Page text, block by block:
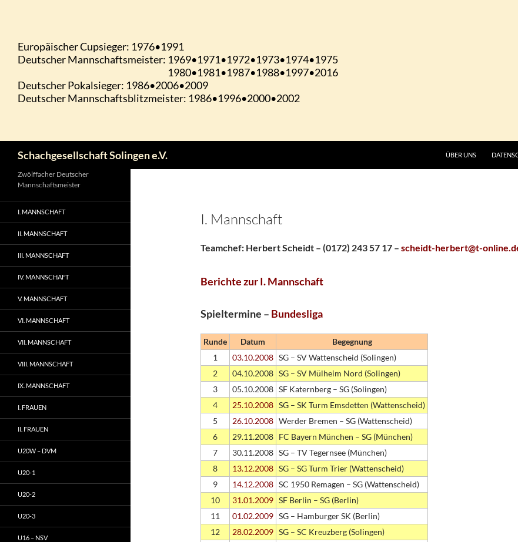
Schachgesellschaft Solingen e.V. ÜBER UNS
I. Mannschaft
Teamchef: Herbert Scheidt – (0172) 243 57 17 – scheidt-herbert@t-
Berichte zur I. Mannschaft
Spieltermine – Bundesliga
Runde Datum
Begegnung
1
03.10.2008 SG – SV Wattenscheid (Solingen)
2
04.10.2008 SG – SV Mülheim Nord (Solingen)
3
05.10.2008 SF Katernberg – SG (Solingen)
4
25.10.2008 SG – SK Turm Emsdetten (Wattenscheid)
5
26.10.2008 Werder Bremen – SG (Wattenscheid)
6
29.11.2008 FC Bayern München – SG (München)
7
30.11.2008 SG – TV Tegernsee (München)
8
13.12.2008 SG – SG Turm Trier (Wattenscheid)
9
14.12.2008 SC 1950 Remagen – SG (Wattenscheid)
10
31.01.2009 SF Berlin – SG (Berlin)
11
01.02.2009 SG – Hamburger SK (Berlin)
12
28.02.2009 SG – SC Kreuzberg (Solingen)
Zwölffacher Deutscher
Mannschaftsmeister
I. MANNSCHAFT
II. MANNSCHAFT
III. MANNSCHAFT
IV. MANNSCHAFT
V. MANNSCHAFT
VI. MANNSCHAFT
VII. MANNSCHAFT
VIII. MANNSCHAFT
IX. MANNSCHAFT
I. FRAUEN
II. FRAUEN
U20W – DVM
U20-1
U20-2
U20-3
U16 – NSV